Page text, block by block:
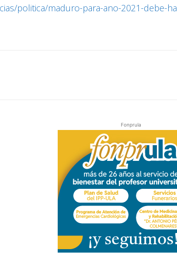
politica/maduro-para-ano-2021-debe-
Fonprula